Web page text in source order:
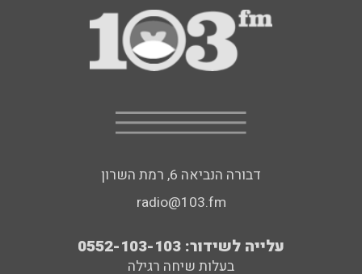
דבורה הנביאה 6, רמת השרון
radio@103.fm
עלייה לשידור: 0552-103-103
בעלות שיחה רגילה